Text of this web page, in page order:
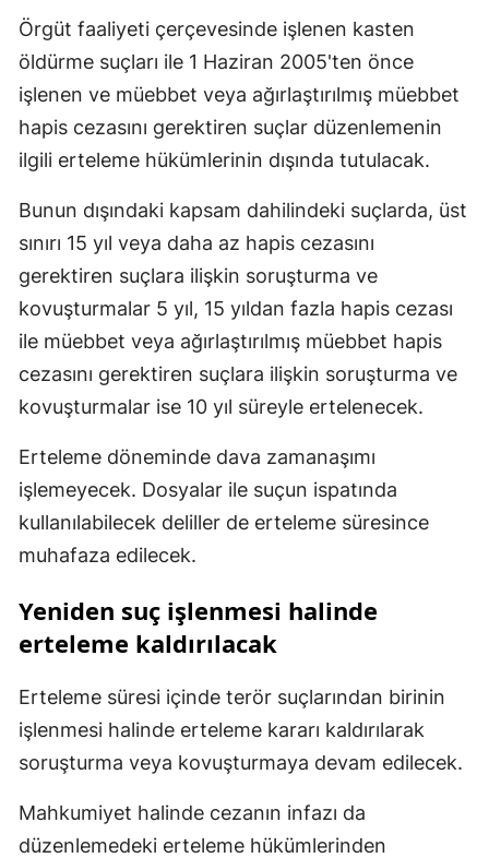
Örgüt faaliyeti çerçevesinde işlenen kasten
öldürme suçları ile 1 Haziran 2005'ten önce
işlenen ve müebbet veya ağırlaştırılmış müebbet
hapis cezasını gerektiren suçlar düzenlemenin
ilgili erteleme hükümlerinin dışında tutulacak.
Bunun dışındaki kapsam dahilindeki suçlarda, üst
sınırı 15 yıl veya daha az hapis cezasını
gerektiren suçlara ilişkin soruşturma ve
kovuşturmalar 5 yıl, 15 yıldan fazla hapis cezası
ile müebbet veya ağırlaştırılmış müebbet hapis
cezasını gerektiren suçlara ilişkin soruşturma ve
kovuşturmalar ise 10 yıl süreyle ertelenecek.
Erteleme döneminde dava zamanaşımı
işlemeyecek. Dosyalar ile suçun ispatında
kullanılabilecek deliller de erteleme süresince
muhafaza edilecek.
Yeniden suç işlenmesi halinde
erteleme kaldırılacak
Erteleme süresi içinde terör suçlarından birinin
işlenmesi halinde erteleme kararı kaldırılarak
soruşturma veya kovuşturmaya devam edilecek.
Mahkumiyet halinde cezanın infazı da
düzenlemedeki erteleme hükümlerinden